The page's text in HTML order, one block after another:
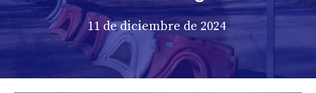
11 de diciembre de 2024